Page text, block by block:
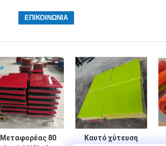
Μεταφορέας 80
Καυτό χύτευση